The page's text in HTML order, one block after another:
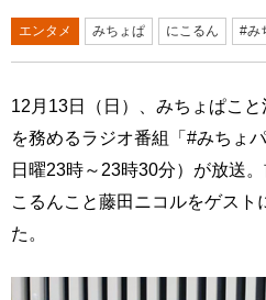
エンタメ みちょぱ にこるん #み
12月13日（日）、みちょぱこ
を務めるラジオ番組「#みちょ
日曜23時～23時30分）が放送
こるんこと藤田ニコルをゲスト
た。